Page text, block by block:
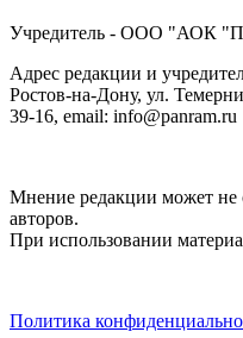
Учредитель - ООО "АОК
Адрес редакции и
Ростов-на-Дону, ул.
39-16, email: info@panram.ru
Мнение редакции может не
авторов.
При использовании
Политика